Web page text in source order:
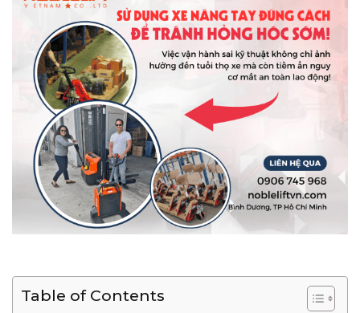
Table of Contents